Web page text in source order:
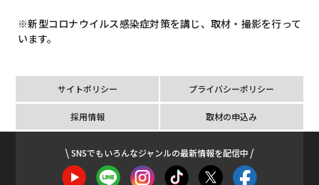
※新型コロナウイルス感染症対策を講じ、取材・撮影を行って
います。
サイトポリシー プライバシーポリシー
採用情報 取材の申込み
SNSでもいろんなジャンルの最新情報を配信中